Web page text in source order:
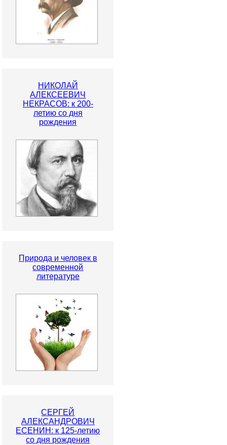
НИКОЛАЙ
АЛЕКСЕЕВИЧ
НЕКРАСОВ: к 200-
летию со дня
рождения
Природа и человек в
современной
литературе
СЕРГЕЙ
АЛЕКСАНДРОВИЧ
ЕСЕНИН: к 125-летию
со дня рождения